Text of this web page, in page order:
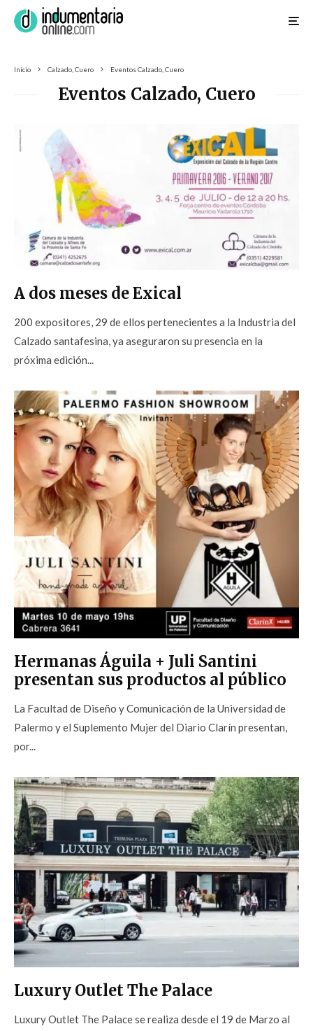
Inicio Calzado, Cuero Eventos Calzado, Cuero
Eventos Calzado, Cuero
A dos meses de Exical
200 expositores, 29 de ellos pertenecientes a la Industria del
Calzado santafesina, ya aseguraron su presencia en la
próxima edición...
Hermanas Águila + Juli Santini
presentan sus productos al público
La Facultad de Diseño y Comunicación de la Universidad de
Palermo y el Suplemento Mujer del Diario Clarín presentan,
por...
Luxury Outlet The Palace
Luxury Outlet The Palace se realiza desde el 19 de Marzo al